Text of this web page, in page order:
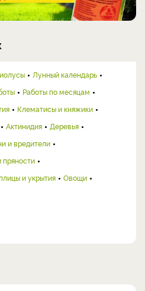
Лунный календарь
Работы по месяцам
Клематисы и княжики
Актинидия
Деревья
и вредители
пряности
и укрытия
Овощи